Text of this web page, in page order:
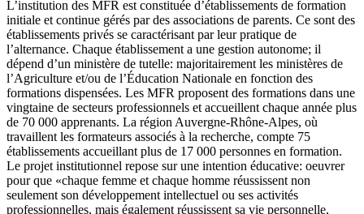
L’institution des MFR est constituée d’établissements de formation
initiale et continue gérés par des associations de parents. Ce sont des
établissements privés se caractérisant par leur pratique de
l’alternance. Chaque établissement a une gestion autonome; il
dépend d’un ministère de tutelle: majoritairement les ministères de
l’Agriculture et/ou de l’Éducation Nationale en fonction des
formations dispensées. Les MFR proposent des formations dans une
vingtaine de secteurs professionnels et accueillent chaque année plus
de 70 000 apprenants. La région Auvergne-Rhône-Alpes, où
travaillent les formateurs associés à la recherche, compte 75
établissements accueillant plus de 17 000 personnes en formation.
Le projet institutionnel repose sur une intention éducative: oeuvrer
pour que «chaque femme et chaque homme réussissent non
seulement son développement intellectuel ou ses activités
professionnelles, mais également réussissent sa vie personnelle,